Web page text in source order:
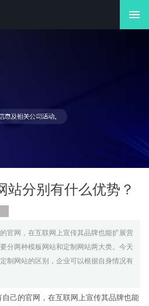
品牌设计
关于我们
联系我们
站分别有什么优势？
官网，在互联网上宣传其品牌也能扩展营
分两种模板网站和定制网站两大类。今天
制网站的区别，企业可以根据自身情况有
己的官网，在互联网上宣传其品牌也能